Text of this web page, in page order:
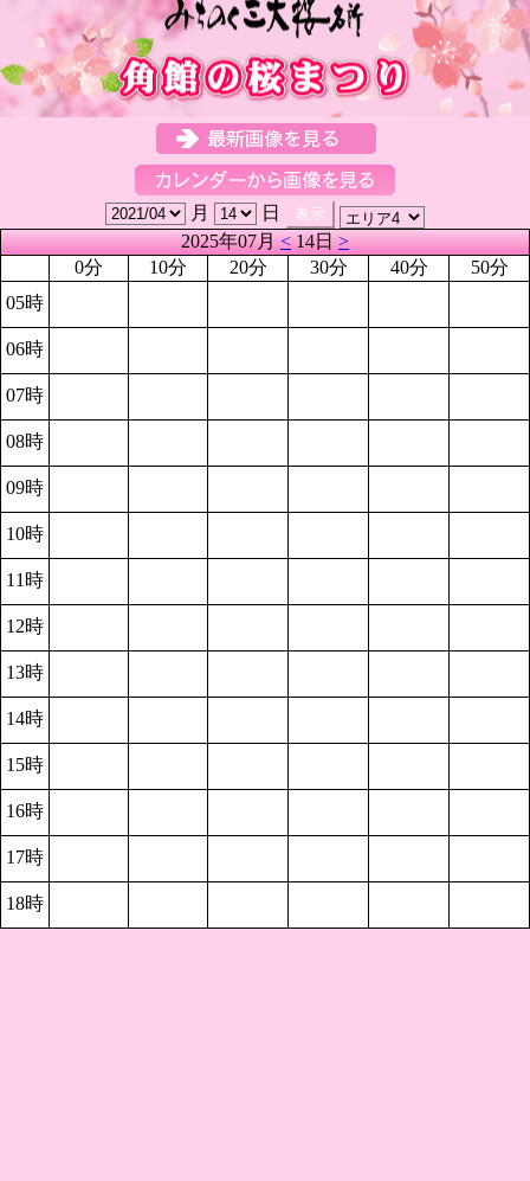
月
日
2025年07月<14日>
0分
10分 20分 30分 40分
50分
05時
06時
07時
08時
09時
10時
11時
12時
13時
14時
15時
16時
17時
18時